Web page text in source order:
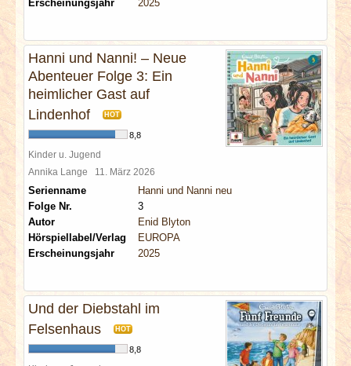
Erscheinungsjahr
2025
Hanni und Nanni! – Neue
Abenteuer Folge 3: Ein
heimlicher Gast auf
Lindenhof
HOT
8,8
Kinder u. Jugend
Annika Lange 11. März 2026
Serienname
Hanni und Nanni neu
Folge Nr.
3
Autor
Enid Blyton
Hörspiellabel/Verlag
EUROPA
Erscheinungsjahr
2025
Und der Diebstahl im
Felsenhaus
HOT
8,8